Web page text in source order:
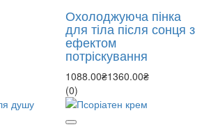
Охолоджуюча пінка
для тіла після сонця з
ефектом
потріскування
1088.00₴1360.00₴
(0)